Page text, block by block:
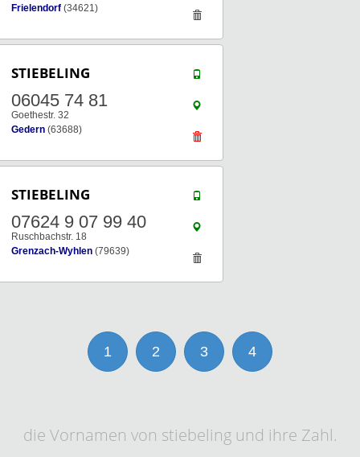
Frielendorf (34621)
STIEBELING
06045 74 81
Goethestr. 32
Gedern (63688)
STIEBELING
07624 9 07 99 40
Ruschbachstr. 18
Grenzach-Wyhlen (79639)
1 2 3 4
die Vornamen von stiebeling und ihre Zahl.